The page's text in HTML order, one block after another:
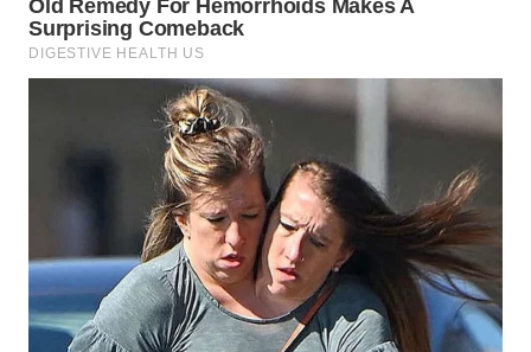
SUBANG
WN
WN
WN
PRIANGAN
TIMUR